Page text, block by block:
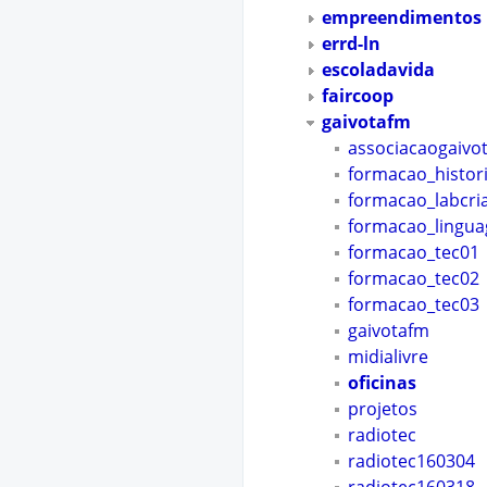
empreendimentos
errd-ln
escoladavida
faircoop
gaivotafm
formacao_tec01
formacao_tec02
formacao_tec03
gaivotafm
midialivre
oficinas
projetos
radiotec
radiotec160304